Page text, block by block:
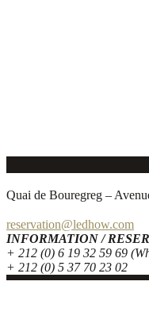
Quai de Bouregreg –
reservation@ledhow.com
INFORMATION /
+ 212 (0) 6 19 32 59 69
+ 212 (0) 5 37 70 23 02